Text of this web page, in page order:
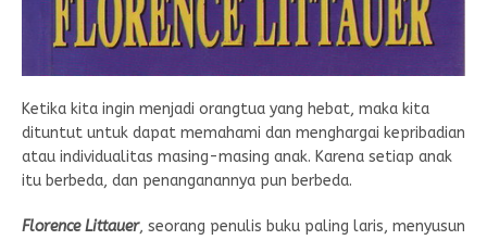
Ketika kita ingin menjadi orangtua yang hebat, maka kita
dituntut untuk dapat memahami dan menghargai kepribadian
atau individualitas masing-masing anak. Karena setiap anak
itu berbeda, dan penanganannya pun berbeda.
Florence Littauer, seorang penulis buku paling laris, menyusun